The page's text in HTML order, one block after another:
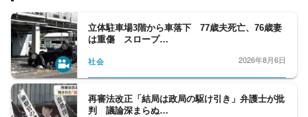
立体駐車場3階から車落下 77歳夫死亡、76歳妻
は重傷 スロープ…
社会 2026年8月6日
再審法改正「結局は政局の駆け引き」弁護士が批
判 議論深まらぬ…